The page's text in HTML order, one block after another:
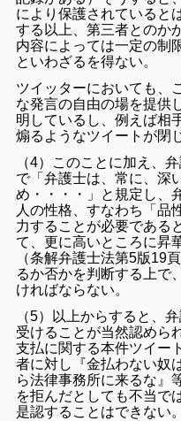
により保護されていると
する以上、第三者とのか
内容によっては一定の制
といわざるを得ない。
ツイッターにおいても、
な発言の自由の場を提供
明しているし、例えば相
煽るようなツイートが閉
（4）このことに加え、
で「弁護士は、常に、深
め・・・・」と規定し、
人の性格、すなわち「品
力することが必要である
て、更に高いところに昇
（条解弁護士法第5版19
るか否かを判断する上で
ければならない。
（5）以上からすると、
受けることが当然認めら
支払に関する本件ツイー
者に対し『金払わない奴
ら法律事務所に来るな』
を拒んだとしても不当で
是認することはできない。